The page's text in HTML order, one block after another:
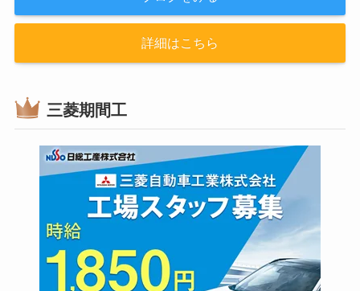
詳細はこちら
三菱期間工